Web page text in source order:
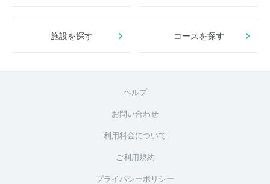
施設を探す コースを探す
ヘルプ
お問い合わせ
利用料金について
ご利用規約
プライバシーポリシー